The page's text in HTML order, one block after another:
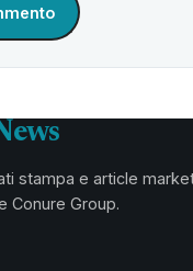
stampa e article
Conure Group.